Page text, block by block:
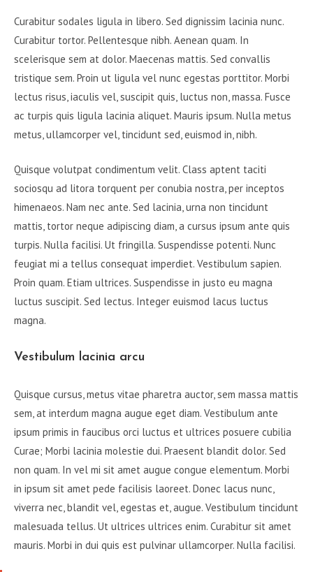
Curabitur sodales ligula in libero. Sed dignissim lacinia nunc.
Curabitur tortor. Pellentesque nibh. Aenean quam. In
scelerisque sem at dolor. Maecenas mattis. Sed convallis
tristique sem. Proin ut ligula vel nunc egestas porttitor. Morbi
lectus risus, iaculis vel, suscipit quis, luctus non, massa. Fusce
ac turpis quis ligula lacinia aliquet. Mauris ipsum. Nulla metus
metus, ullamcorper vel, tincidunt sed, euismod in, nibh.
Quisque volutpat condimentum velit. Class aptent taciti
sociosqu ad litora torquent per conubia nostra, per inceptos
himenaeos. Nam nec ante. Sed lacinia, urna non tincidunt
mattis, tortor neque adipiscing diam, a cursus ipsum ante quis
turpis. Nulla facilisi. Ut fringilla. Suspendisse potenti. Nunc
feugiat mi a tellus consequat imperdiet. Vestibulum sapien.
Proin quam. Etiam ultrices. Suspendisse in justo eu magna
luctus suscipit. Sed lectus. Integer euismod lacus luctus
magna.
Vestibulum lacinia arcu
Quisque cursus, metus vitae pharetra auctor, sem massa mattis
sem, at interdum magna augue eget diam. Vestibulum ante
ipsum primis in faucibus orci luctus et ultrices posuere cubilia
Curae; Morbi lacinia molestie dui. Praesent blandit dolor. Sed
non quam. In vel mi sit amet augue congue elementum. Morbi
in ipsum sit amet pede facilisis laoreet. Donec lacus nunc,
viverra nec, blandit vel, egestas et, augue. Vestibulum tincidunt
malesuada tellus. Ut ultrices ultrices enim. Curabitur sit amet
mauris. Morbi in dui quis est pulvinar ullamcorper. Nulla facilisi.